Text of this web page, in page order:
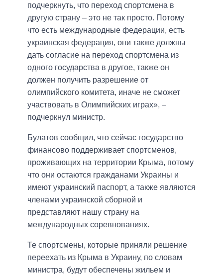
подчеркнуть, что переход спортсмена в
другую страну – это не так просто. Потому
что есть международные федерации, есть
украинская федерация, они также должны
дать согласие на переход спортсмена из
одного государства в другое, также он
должен получить разрешение от
олимпийского комитета, иначе не сможет
участвовать в Олимпийских играх», –
подчеркнул министр.
Булатов сообщил, что сейчас государство
финансово поддерживает спортсменов,
проживающих на территории Крыма, потому
что они остаются гражданами Украины и
имеют украинский паспорт, а также являются
членами украинской сборной и
представляют нашу страну на
международных соревнованиях.
Те спортсмены, которые приняли решение
переехать из Крыма в Украину, по словам
министра, будут обеспечены жильем и